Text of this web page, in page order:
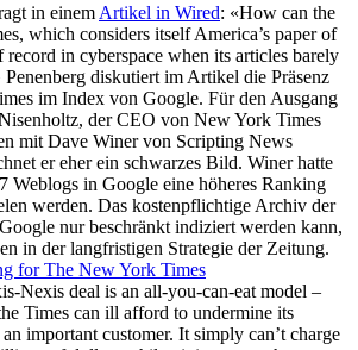
in einem Artikel in Wired: «How can the
which considers itself America’s paper of
record in cyberspace when its articles barely
diskutiert im Artikel die Präsenz
im Index von Google. Für den Ausgang
der CEO von New York Times
mit Dave Winer von Scripting News
er eher ein schwarzes Bild. Winer hatte
Weblogs in Google eine höheres Ranking
werden. Das kostenpflichtige Archiv der
nur beschränkt indiziert werden kann,
in der langfristigen Strategie der Zeitung.
for The New York Times
Nexis deal is an all-you-can-eat model –
Times can ill afford to undermine its
important customer. It simply can’t charge